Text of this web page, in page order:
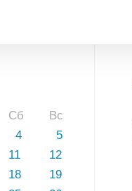
Сб
Вс
4
5
11
12
18
19